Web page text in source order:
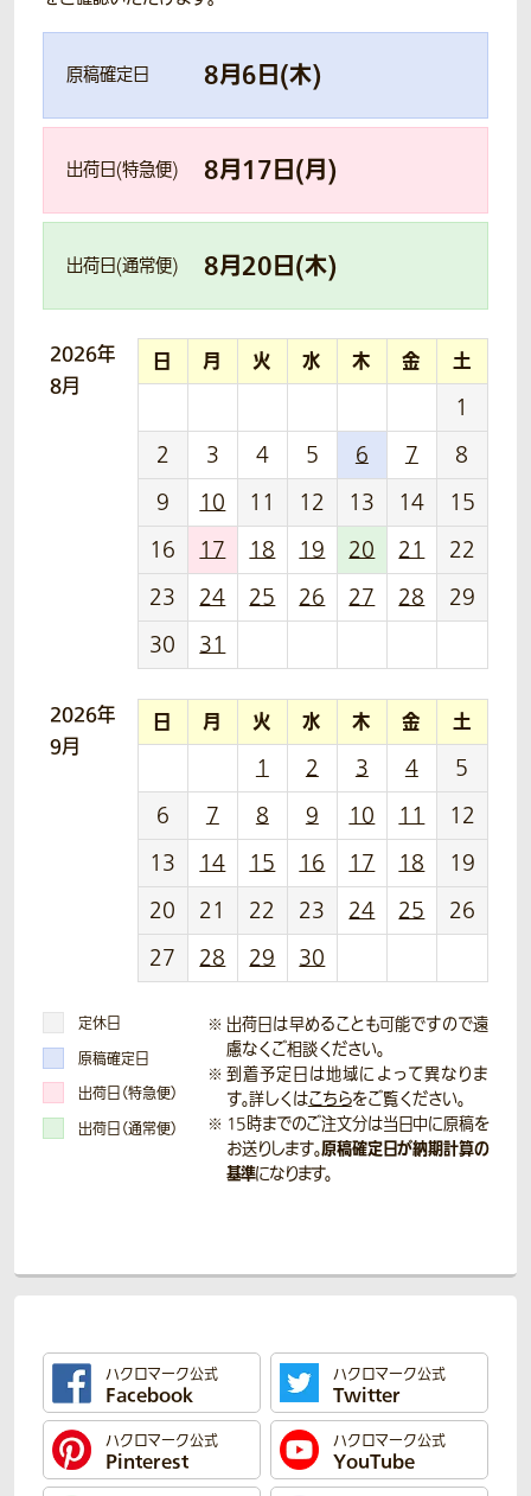
原稿確定日 8月6日(木)
出荷日(特急便) 8月17日(月)
出荷日(通常便) 8月20日(木)
2026年
8月
日 月 火 水 木 金 土
1
2
3 4 5 6 7
8
9
10 11 12 13 14
15
16
17 18 19 20 21
22
23
24 25 26 27 28
29
30
31
2026年
9月
日 月 火 水 木 金 土
1 2 3 4
5
6
7 8 9 10 11
12
13
14 15 16 17 18
19
20
21 22 23 24 25
26
27
28 29 30
定休日
原稿確定日
出荷日（特急便）
出荷日（通常便）
出荷日は早めることも可能ですので遠
慮なくご相談ください。
到着予定日は地域によって異なりま
す。詳しくはこちらをご覧ください。
15時までのご注文分は当日中に原稿を
お送りします。原稿確定日が納期計算の
基準になります。
ハクロマーク公式
Facebook
ハクロマーク公式
Twitter
ハクロマーク公式
Pinterest
ハクロマーク公式
YouTube